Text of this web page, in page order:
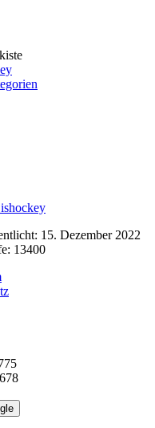
15. Dezember 2022
13400